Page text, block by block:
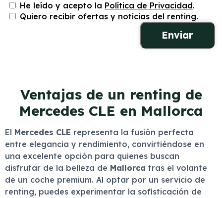
He leído y acepto la Política de Privacidad.
Quiero recibir ofertas y noticias del renting.
Ventajas de un renting de
Mercedes CLE en Mallorca
El Mercedes CLE representa la fusión perfecta
entre elegancia y rendimiento, convirtiéndose en
una excelente opción para quienes buscan
disfrutar de la belleza de Mallorca tras el volante
de un coche premium. Al optar por un servicio de
renting, puedes experimentar la sofisticación de